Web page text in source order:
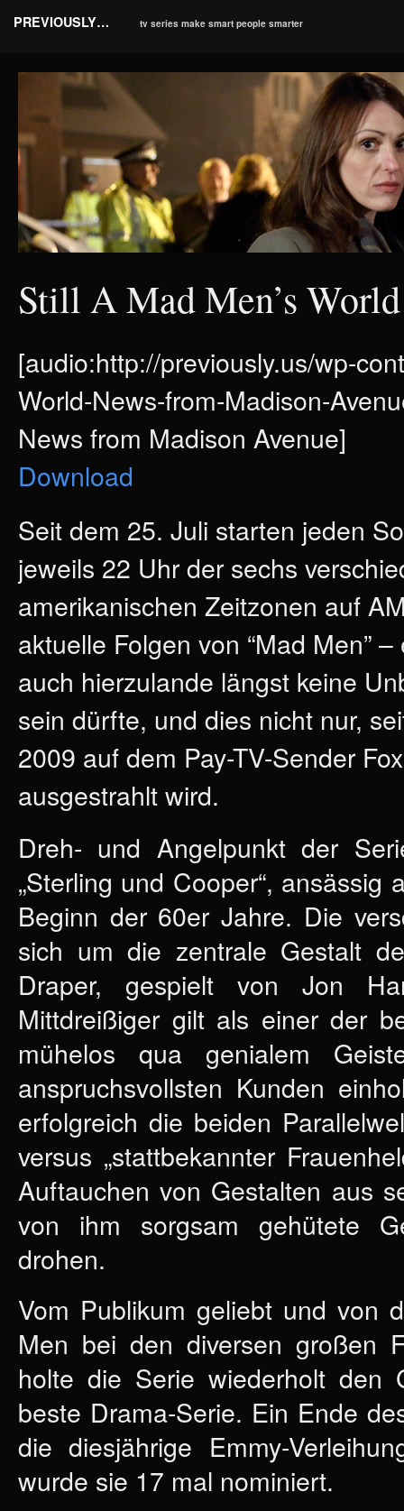
PREVIOUSLY… tv series make smart people smarter
Still A Mad Men’s
[audio:http://previously.us/wp-
World-News-from-Madison-
News from Madison Avenue]
Download
Seit dem 25. Juli starten jeden
jeweils 22 Uhr der sechs
amerikanischen Zeitzonen auf
aktuelle Folgen von “Mad Men”
auch hierzulande längst keine
sein dürfte, und dies nicht nur,
2009 auf dem Pay-TV-Sender
ausgestrahlt wird.
Dreh- und Angelpunkt der
„Sterling und Cooper“,
Beginn der 60er Jahre. Die
sich um die zentrale Gestalt
Draper, gespielt von Jon
Mittdreißiger gilt als einer der
mühelos qua genialem
anspruchsvollsten Kunden
erfolgreich die beiden
versus „stattbekannter
Auftauchen von Gestalten aus
von ihm sorgsam gehütete
drohen.
Vom Publikum geliebt und von
Men bei den diversen großen
holte die Serie wiederholt den
beste Drama-Serie. Ein Ende
die diesjährige Emmy-
wurde sie 17 mal nominiert.